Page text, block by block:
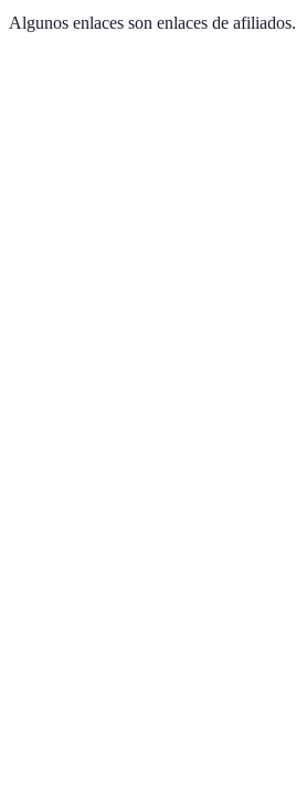
Algunos enlaces son enlaces de afiliados.